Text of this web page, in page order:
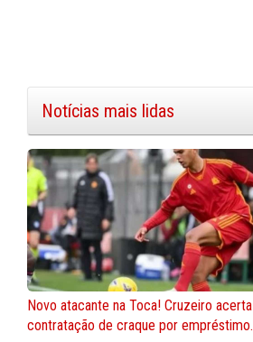
Notícias mais lidas
Novo atacante na Toca! Cruzeiro acerta
contratação de craque por empréstimo.